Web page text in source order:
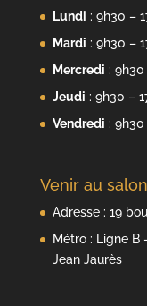
Lundi : 9h30 –
Mardi : 9h30 –
Mercredi : 9h30
Jeudi : 9h30 –
Vendredi : 9h30
Venir au salon
Adresse : 19
Métro : Ligne B
Jean Jaurès